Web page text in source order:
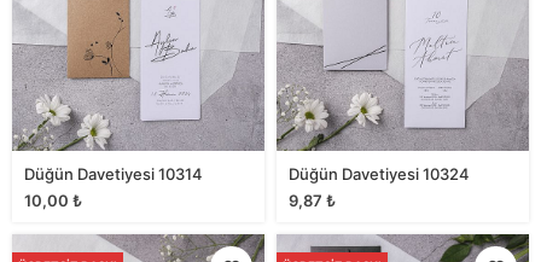
Düğün Davetiyesi 10314
10,00 ₺
Düğün Davetiyesi 10324
9,87 ₺